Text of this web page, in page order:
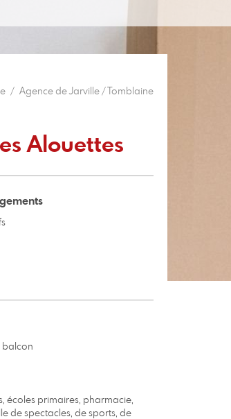
Agence de Jarville / Tomblaine
Alouettes
balcon
écoles primaires, pharmacie,
de spectacles, de sports, de